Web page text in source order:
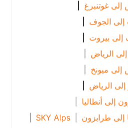
|
|
|
|
|
|
|
|
SKY Alps
|